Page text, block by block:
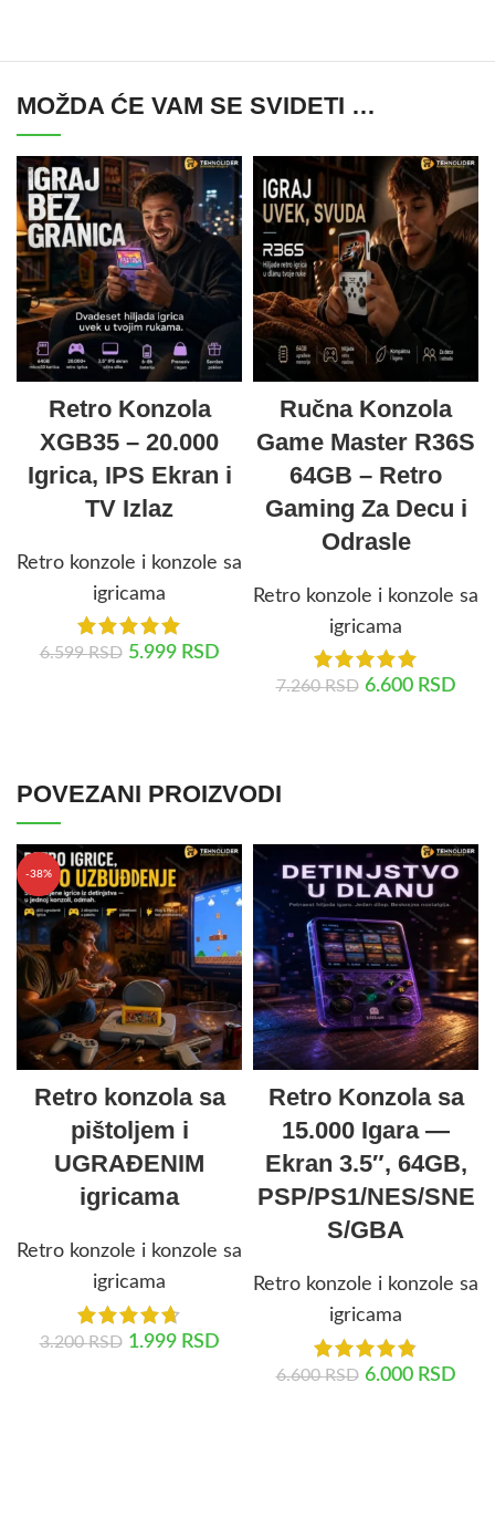
MOŽDA ĆE VAM SE SVIDETI …
Retro Konzola
XGB35 – 20.000
Igrica, IPS Ekran i
TV Izlaz
Retro konzole i konzole sa
igricama
6.599RSD 5.999 RSD
Ručna Konzola
Game Master R36S
64GB – Retro
Gaming Za Decu i
Odrasle
Retro konzole i konzole sa
igricama
7.260RSD 6.600 RSD
POVEZANI PROIZVODI
-38%
Retro konzola sa
pištoljem i
UGRAĐENIM
igricama
Retro konzole i konzole sa
igricama
3.200RSD 1.999 RSD
Retro Konzola sa
15.000 Igara —
Ekran 3.5″, 64GB,
PSP/PS1/NES/SNE
S/GBA
Retro konzole i konzole sa
igricama
6.600RSD 6.000 RSD